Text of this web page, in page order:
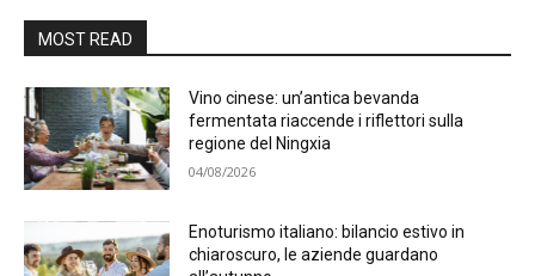
MOST READ
Vino cinese: un’antica bevanda
fermentata riaccende i riflettori sulla
regione del Ningxia
04/08/2026
Enoturismo italiano: bilancio estivo in
chiaroscuro, le aziende guardano